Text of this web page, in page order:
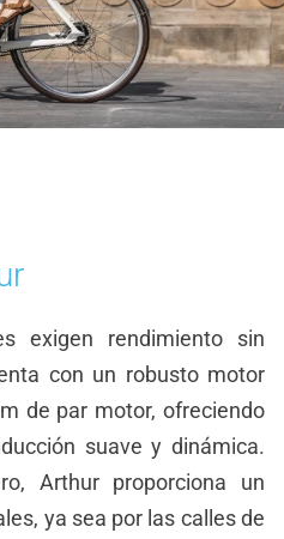
exigen rendimiento sin
con un robusto motor
de par motor, ofreciendo
suave y dinámica.
Arthur proporciona un
ya sea por las calles de